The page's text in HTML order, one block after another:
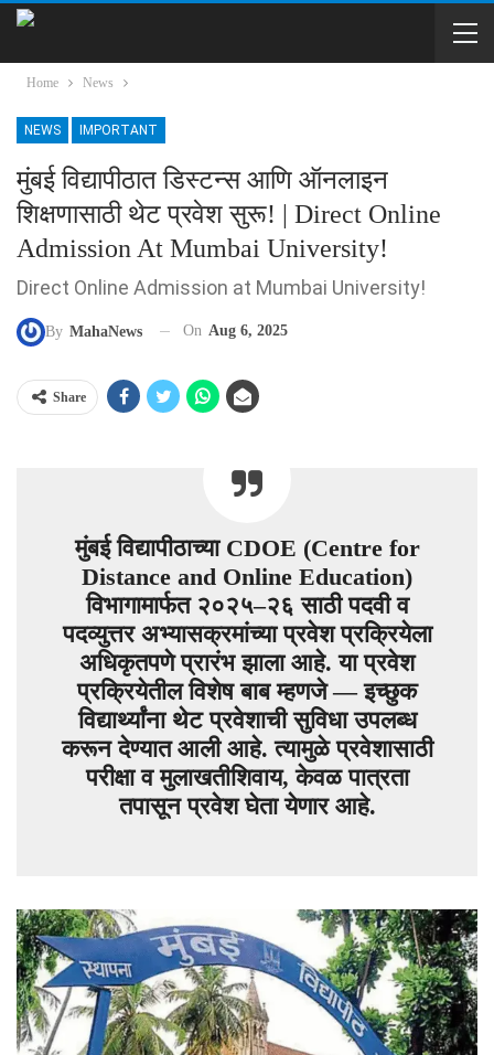
Home News
NEWS IMPORTANT
मुंबई विद्यापीठात डिस्टन्स आणि ऑनलाइन
शिक्षणासाठी थेट प्रवेश सुरू! | Direct Online
Admission At Mumbai University!
Direct Online Admission at Mumbai University!
By MahaNews On Aug 6, 2025
Share
मुंबई विद्यापीठाच्या CDOE (Centre for
Distance and Online Education)
विभागामार्फत २०२५–२६ साठी पदवी व
पदव्युत्तर अभ्यासक्रमांच्या प्रवेश प्रक्रियेला
अधिकृतपणे प्रारंभ झाला आहे. या प्रवेश
प्रक्रियेतील विशेष बाब म्हणजे — इच्छुक
विद्यार्थ्यांना थेट प्रवेशाची सुविधा उपलब्ध
करून देण्यात आली आहे. त्यामुळे प्रवेशासाठी
परीक्षा व मुलाखतीशिवाय, केवळ पात्रता
तपासून प्रवेश घेता येणार आहे.